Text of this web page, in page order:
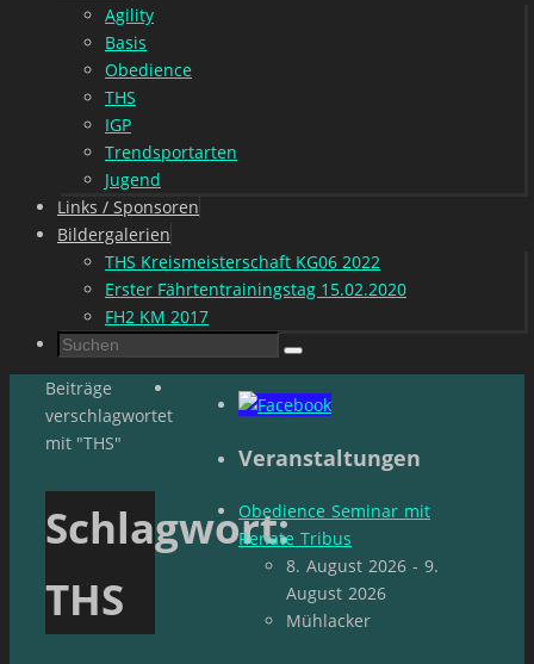
Agility
Basis
Obedience
THS
IGP
Trendsportarten
Jugend
Links / Sponsoren
Bildergalerien
THS Kreismeisterschaft KG06 2022
Erster Fährtentrainingstag 15.02.2020
FH2 KM 2017
Suchen
nach:
Suchen
Start
Beiträge
verschlagwortet
mit "THS"
Schlagwort:
THS
Veranstaltungen
Obedience Seminar mit
Renate Tribus
8. August 2026 - 9.
August 2026
Mühlacker